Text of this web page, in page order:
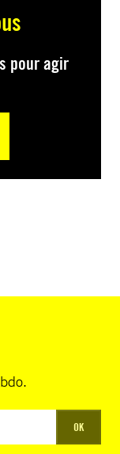
pour agir
OK